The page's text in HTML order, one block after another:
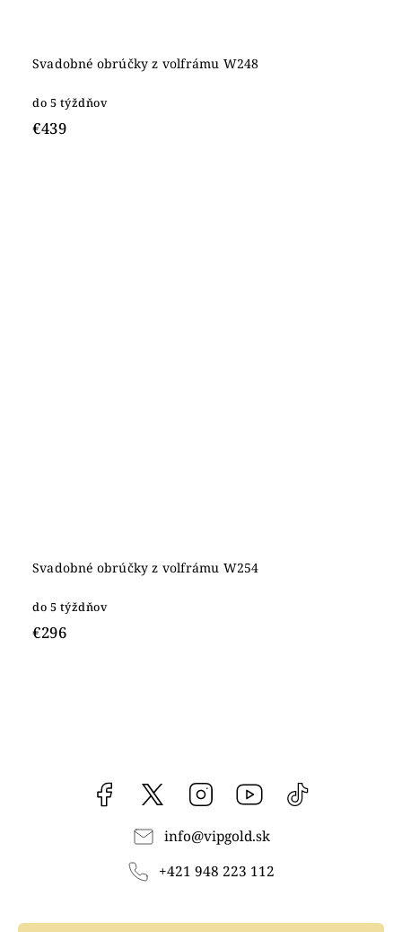
Svadobné obrúčky z volfrámu W248
do 5 týždňov
€439
Svadobné obrúčky z volfrámu W254
do 5 týždňov
€296
Facebook vipgoldsk Instagram YouTube
info@vipgold.sk
+421 948 223 112